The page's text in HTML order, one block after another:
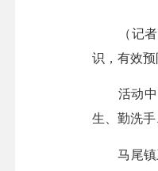
（记者
识，有效
活动中，
生、勤洗
马尾镇卫